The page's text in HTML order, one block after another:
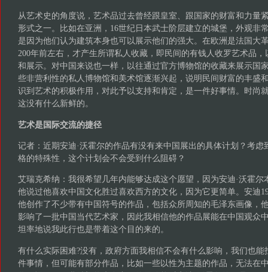
从艺术史的角度说，艺术品过去曾经跟皇室、跟国家的财富和力量
形式之一。比如在亚洲，16世纪日本武士阶层建立的城堡，外观非
是因为他们认为建筑本身也可以展示他们的强大。在欧洲是法国大
200年前左右，才产生所谓私人收藏，即民间的有钱人收罗艺术品
和展示。对中国来说也一样，以往通过官方博物馆的收藏来展示国
些非营利性的私人博物馆和美术馆逐渐兴起，说明民间财富的丰盛
识到艺术的积极作用，对此予以支持和肯定，是一件好事情。时尚
这没有什么新鲜的。
艺术是国际交流的捷径
记者：近期安迪·沃霍尔的作品有没有来中国展出的具体计划？考虑
格的特殊性，这个计划会不会受到什么阻碍？
艾瑞克希纳：我很希望几年内能够达成这个愿望，因为安迪·沃霍尔
他说过他喜欢中国文化胜过喜欢西方的文化，因为它更简单。安迪
他创作了不少带有中国符号的作品，包括众所周知的毛泽东画像，
影响了一批中国当代艺术家，因此我相信他的作品展能在中国观众
坦率地说我此行也是带着这个目的来的。
有什么实际困难?没有，政府方面我相信不会有什么影响，我们也
件事情，但可能有部分作品，比如一些以性为主题的作品，无法在